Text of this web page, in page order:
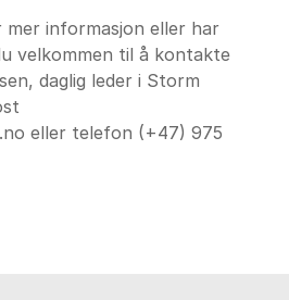
informasjon eller har
velkommen til å kontakte
daglig leder i Storm
eller telefon (+47) 975